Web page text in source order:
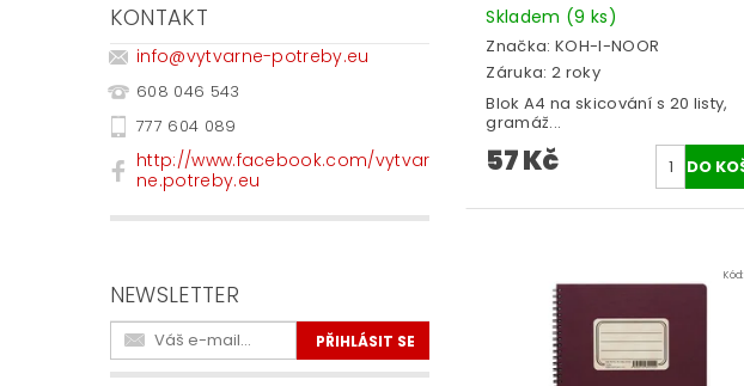
KONTAKT
info@vytvarne-potreby.eu
608 046 543
777 604 089
http://www.facebook.com/vytvar
ne.potreby.eu
NEWSLETTER
Skladem (9 ks)
Značka: KOH-I-NOOR
Záruka: 2 roky
Blok A4 na skicování s 20 listy,
gramáž...
57 Kč
Kód: